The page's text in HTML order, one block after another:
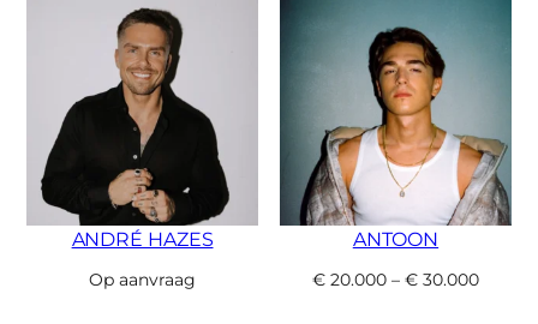
ANDRÉ HAZES
Op aanvraag
ANTOON
€20.000– €30.000